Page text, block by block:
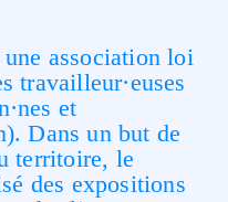
association loi
travailleur·euses
et
Dans un but de
territoire, le
des expositions